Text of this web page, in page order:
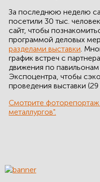
ЛИЧНЫЙ
КЛИЕНТА
За последнюю неделю
посетили 30 тыс.
сайт, чтобы
программой деловых
разделами выставки.
график встреч с
движения по
Экспоцентра, чтобы
проведения выставки
Смотрите фоторепортаж
металлургов".